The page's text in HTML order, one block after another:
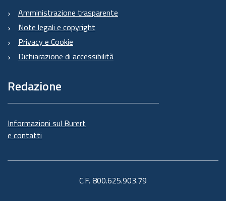
Amministrazione trasparente
Note legali e copyright
Privacy e Cookie
Dichiarazione di accessibilità
Redazione
Informazioni sul Burert
e contatti
C.F. 800.625.903.79